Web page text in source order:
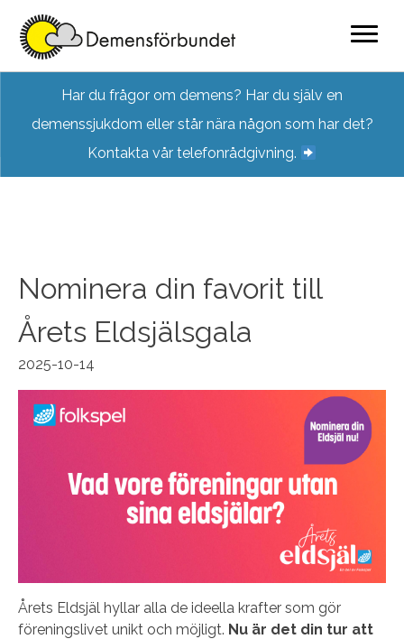
content
Har du frågor om demens? Har du själv en
demenssjukdom eller står nära någon som har det?
Kontakta vår telefonrådgivning.
Nominera din favorit till
Årets Eldsjälsgala
2025-10-14
Årets Eldsjäl hyllar alla de ideella krafter som gör
föreningslivet unikt och möjligt. Nu är det din tur att